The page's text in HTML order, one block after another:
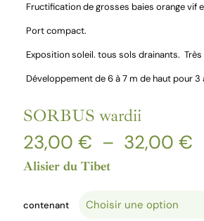
Fructification de grosses baies orange vif
Port compact.
Exposition soleil. tous sols drainants. Très
Développement de 6 à 7 m de haut pour 3
SORBUS wardii
23,00 € – 32,00 €
Alisier du Tibet
contenant